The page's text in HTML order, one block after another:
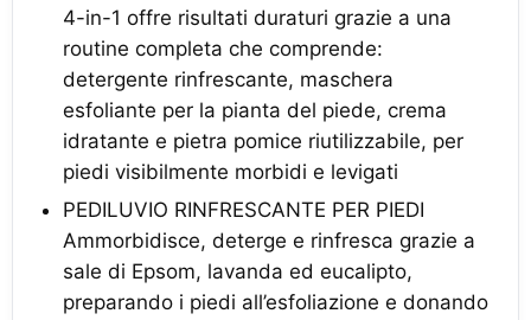
4-in-1 offre risultati duraturi grazie a una
routine completa che comprende:
detergente rinfrescante, maschera
esfoliante per la pianta del piede, crema
idratante e pietra pomice riutilizzabile, per
piedi visibilmente morbidi e levigati
PEDILUVIO RINFRESCANTE PER PIEDI
Ammorbidisce, deterge e rinfresca grazie a
sale di Epsom, lavanda ed eucalipto,
preparando i piedi all’esfoliazione e donando